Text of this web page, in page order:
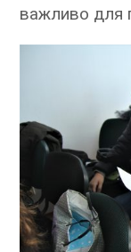
важливо для